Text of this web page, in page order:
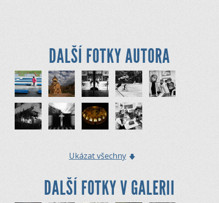
DALŠÍ FOTKY AUTORA
Ukázat všechny
DALŠÍ FOTKY V GALERII